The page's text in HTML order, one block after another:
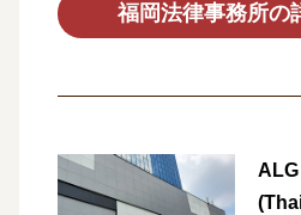
福岡法律事務所の